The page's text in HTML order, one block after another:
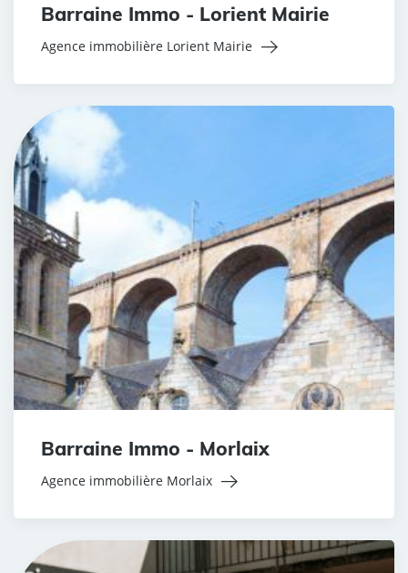
Barraine Immo - Lorient Mairie
Agence immobilière Lorient Mairie
Barraine Immo - Morlaix
Agence immobilière Morlaix